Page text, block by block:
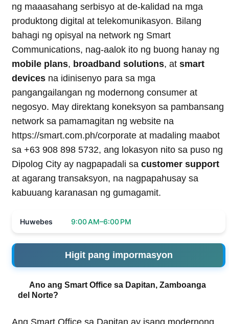
ng maaasahang serbisyo at de-kalidad na mga
produktong digital at telekomunikasyon. Bilang
bahagi ng opisyal na network ng Smart
Communications, nag-aalok ito ng buong hanay ng
mobile plans, broadband solutions, at smart
devices na idinisenyo para sa mga
pangangailangan ng modernong consumer at
negosyo. May direktang koneksyon sa pambansang
network sa pamamagitan ng website na
https://smart.com.ph/corporate at madaling maabot
sa +63 908 898 5732, ang lokasyon nito sa puso ng
Dipolog City ay nagpapadali sa customer support
at agarang transaksyon, na nagpapahusay sa
kabuuang karanasan ng gumagamit.
Huwebes 9:00 AM–6:00 PM
Higit pang impormasyon
Ano ang Smart Office sa Dapitan, Zamboanga
del Norte?
Ang Smart Office sa Dapitan ay isang modernong